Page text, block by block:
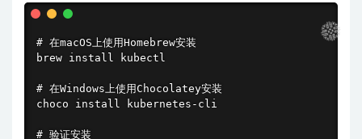
# 在macOS上使用Homebrew安装
brew install kubectl
# 在Windows上使用Chocolatey安装
choco install kubernetes-cli
# 验证安装